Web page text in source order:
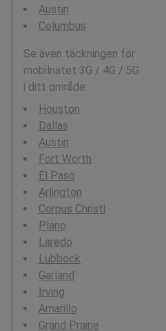
Austin
Columbus
Se även täckningen för
mobilnätet 3G / 4G / 5G
i ditt område:
Houston
Dallas
Austin
Fort Worth
El Paso
Arlington
Corpus Christi
Plano
Laredo
Lubbock
Garland
Irving
Amarillo
Grand Prairie